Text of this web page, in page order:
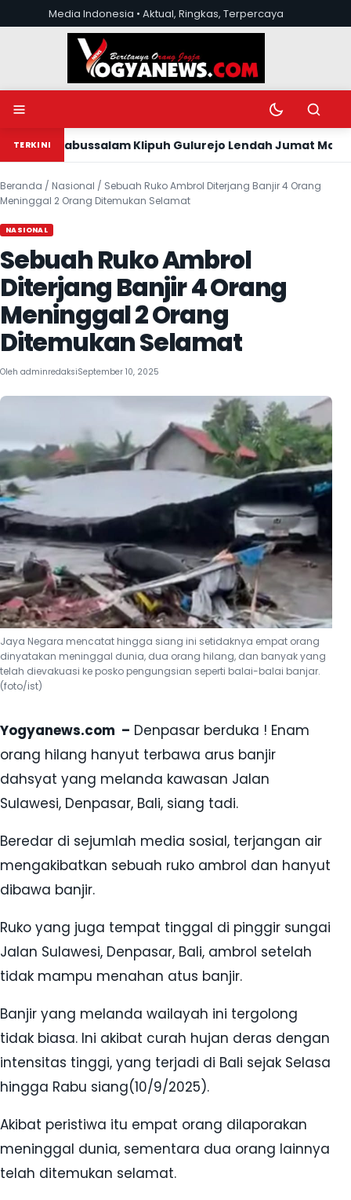
Lewati ke kontenMedia Indonesia • Aktual, Ringkas, Terpercaya
TERKINI
Babussalam Klipuh Gulurejo Lendah Jumat Malam,
Beranda / Nasional / Sebuah Ruko Ambrol Diterjang Banjir 4 Orang
Meninggal 2 Orang Ditemukan Selamat
NASIONAL
Sebuah Ruko Ambrol
Diterjang Banjir 4 Orang
Meninggal 2 Orang
Ditemukan Selamat
Oleh adminredaksiSeptember 10, 2025
Jaya Negara mencatat hingga siang ini setidaknya empat orang
dinyatakan meninggal dunia, dua orang hilang, dan banyak yang
telah dievakuasi ke posko pengungsian seperti balai-balai banjar.
(foto/ist)
Yogyanews.com – Denpasar berduka ! Enam
orang hilang hanyut terbawa arus banjir
dahsyat yang melanda kawasan Jalan
Sulawesi, Denpasar, Bali, siang tadi.
Beredar di sejumlah media sosial, terjangan air
mengakibatkan sebuah ruko ambrol dan hanyut
dibawa banjir.
Ruko yang juga tempat tinggal di pinggir sungai
Jalan Sulawesi, Denpasar, Bali, ambrol setelah
tidak mampu menahan atus banjir.
Banjir yang melanda wailayah ini tergolong
tidak biasa. Ini akibat curah hujan deras dengan
intensitas tinggi, yang terjadi di Bali sejak Selasa
hingga Rabu siang(10/9/2025).
Akibat peristiwa itu empat orang dilaporakan
meninggal dunia, sementara dua orang lainnya
telah ditemukan selamat.